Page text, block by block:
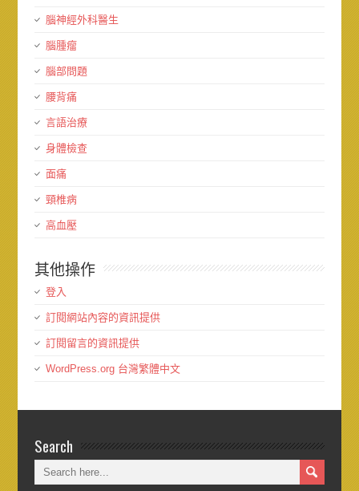
腦神經外科醫生
腦腫瘤
腦部問題
腰背痛
言語治療
身體檢查
面痛
頸椎病
高血壓
其他操作
登入
訂閱網站內容的資訊提供
訂閱留言的資訊提供
WordPress.org 台灣繁體中文
Search